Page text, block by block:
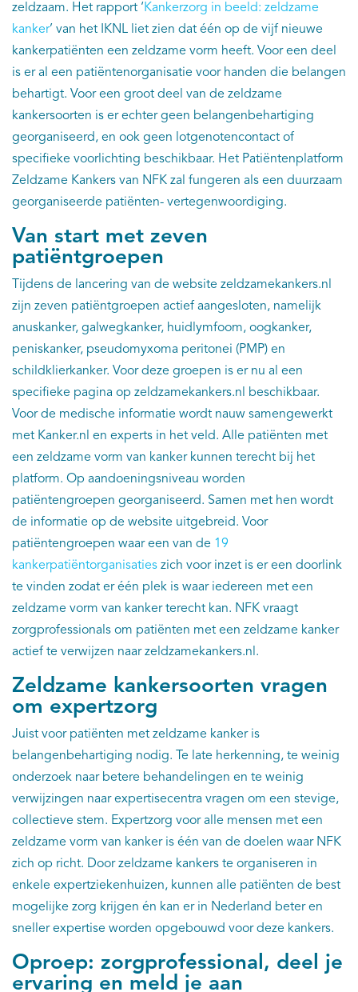
zeldzaam. Het rapport ‘Kankerzorg in beeld: zeldzame
kanker’ van het IKNL liet zien dat één op de vijf nieuwe
kankerpatiënten een zeldzame vorm heeft. Voor een deel
is er al een patiëntenorganisatie voor handen die belangen
behartigt. Voor een groot deel van de zeldzame
kankersoorten is er echter geen belangenbehartiging
georganiseerd, en ook geen lotgenotencontact of
specifieke voorlichting beschikbaar. Het Patiëntenplatform
Zeldzame Kankers van NFK zal fungeren als een duurzaam
georganiseerde patiënten- vertegenwoordiging.
Van start met zeven
patiëntgroepen
Tijdens de lancering van de website zeldzamekankers.nl
zijn zeven patiëntgroepen actief aangesloten, namelijk
anuskanker, galwegkanker, huidlymfoom, oogkanker,
peniskanker, pseudomyxoma peritonei (PMP) en
schildklierkanker. Voor deze groepen is er nu al een
specifieke pagina op zeldzamekankers.nl beschikbaar.
Voor de medische informatie wordt nauw samengewerkt
met Kanker.nl en experts in het veld. Alle patiënten met
een zeldzame vorm van kanker kunnen terecht bij het
platform. Op aandoeningsniveau worden
patiëntengroepen georganiseerd. Samen met hen wordt
de informatie op de website uitgebreid. Voor
patiëntengroepen waar een van de 19
kankerpatiëntorganisaties zich voor inzet is er een doorlink
te vinden zodat er één plek is waar iedereen met een
zeldzame vorm van kanker terecht kan. NFK vraagt
zorgprofessionals om patiënten met een zeldzame kanker
actief te verwijzen naar zeldzamekankers.nl.
Zeldzame kankersoorten vragen
om expertzorg
Juist voor patiënten met zeldzame kanker is
belangenbehartiging nodig. Te late herkenning, te weinig
onderzoek naar betere behandelingen en te weinig
verwijzingen naar expertisecentra vragen om een stevige,
collectieve stem. Expertzorg voor alle mensen met een
zeldzame vorm van kanker is één van de doelen waar NFK
zich op richt. Door zeldzame kankers te organiseren in
enkele expertziekenhuizen, kunnen alle patiënten de best
mogelijke zorg krijgen én kan er in Nederland beter en
sneller expertise worden opgebouwd voor deze kankers.
Oproep: zorgprofessional, deel je
ervaring en meld je aan